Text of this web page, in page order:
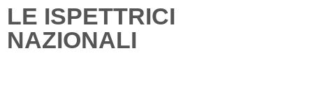
LE ISPETTRICI
NAZIONALI